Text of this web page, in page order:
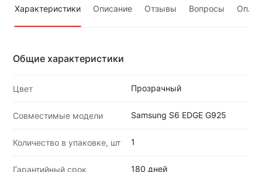
Характеристики Описание Отзывы Вопросы
Общие характеристики
Цвет Прозрачный
Совместимые модели Samsung S6 EDGE G925
Количество в упаковке, шт 1
Гарантийный срок 180 дней